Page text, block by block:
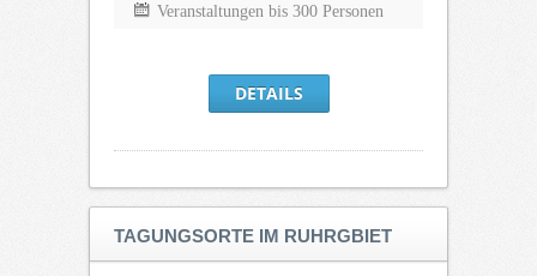
Veranstaltungen bis 300 Personen
DETAILS
TAGUNGSORTE IM RUHRGBIET